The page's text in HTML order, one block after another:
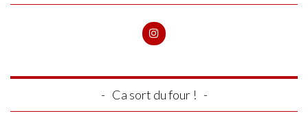
Ca sort du four !